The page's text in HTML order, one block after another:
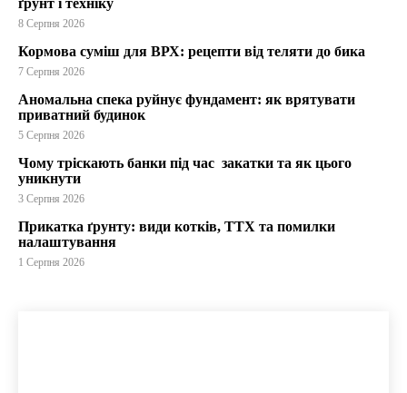
ґрунт і техніку
8 Серпня 2026
Кормова суміш для ВРХ: рецепти від теляти до бика
7 Серпня 2026
Аномальна спека руйнує фундамент: як врятувати
приватний будинок
5 Серпня 2026
Чому тріскають банки під час закатки та як цього
уникнути
3 Серпня 2026
Прикатка ґрунту: види котків, ТТХ та помилки
налаштування
1 Серпня 2026